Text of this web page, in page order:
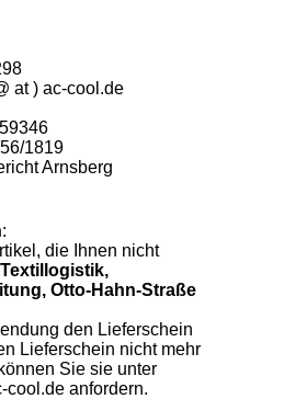
at ) ac-cool.de
1819
Arnsberg
:
die Ihnen nicht
Textillogistik,
Otto-Hahn-Straße
den Lieferschein
Lieferschein nicht mehr
Sie sie unter
cool.de anfordern.